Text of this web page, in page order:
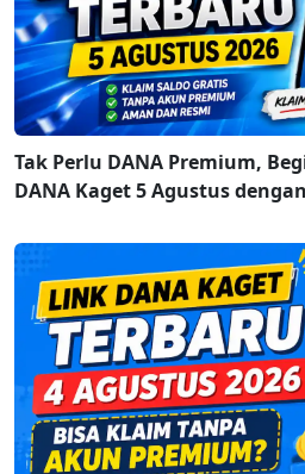
Tak Perlu DANA Premium,
DANA Kaget 5 Agustus